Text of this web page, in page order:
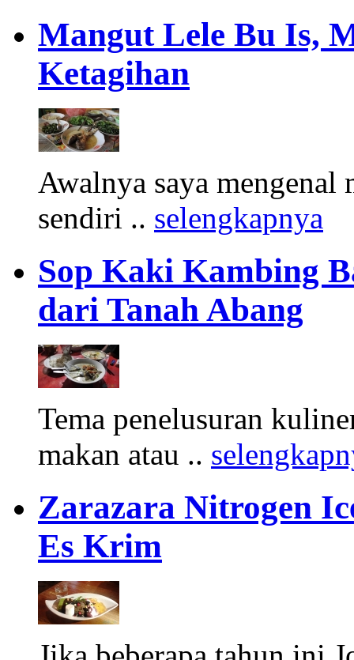
Mangut Lele Bu Is,
Ketagihan
Awalnya saya mengenal
sendiri .. selengkapnya
Sop Kaki Kambing
dari Tanah Abang
Tema penelusuran
makan atau ..
Zarazara Nitrogen
Es Krim